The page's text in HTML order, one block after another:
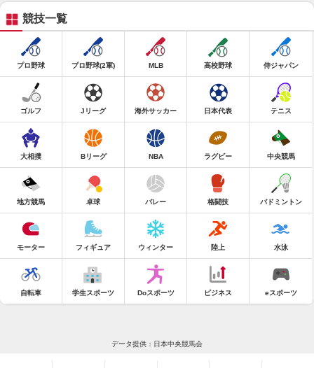
競技一覧
プロ野球 プロ野球(2軍) MLB 高校野球 侍ジャパン
ゴルフ Jリーグ 海外サッカー 日本代表 テニス
大相撲 Bリーグ NBA ラグビー 中央競馬
地方競馬 卓球 バレー 格闘技 バドミントン
モーター フィギュア ウィンター 陸上 水泳
自転車 学生スポーツ Doスポーツ ビジネス eスポーツ
データ提供：日本中央競馬会